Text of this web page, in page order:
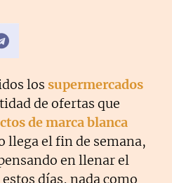
los supermercados
de ofertas que
de marca blanca
llega el fin de semana,
en llenar el
estos días, nada como